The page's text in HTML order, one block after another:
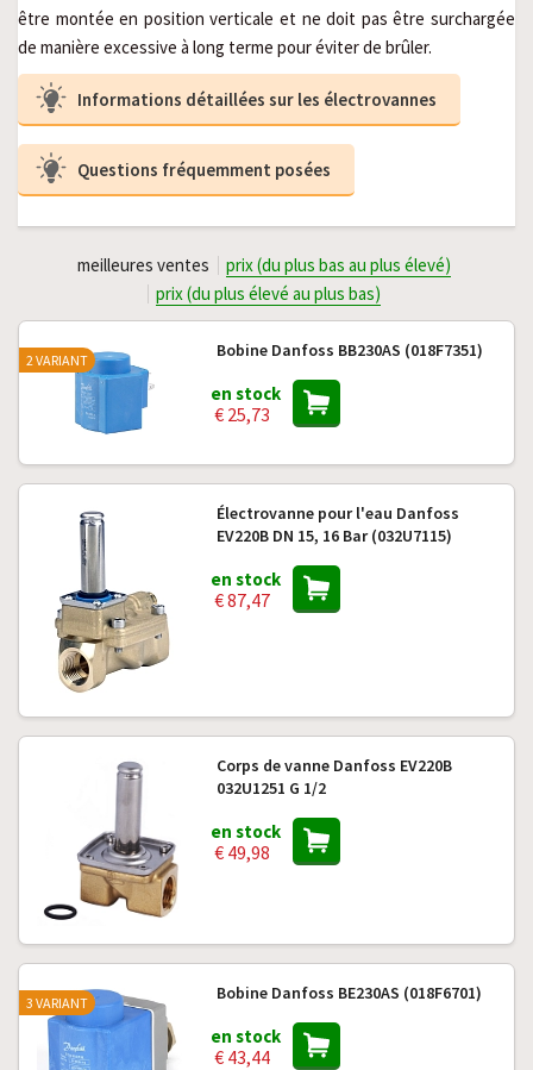
être montée en position verticale et ne doit pas être surchargée
de manière excessive à long terme pour éviter de brûler.
Informations détaillées sur les électrovannes
Questions fréquemment posées
meilleures ventes
prix (du plus bas au plus élevé)
prix (du plus élevé au plus bas)
Bobine Danfoss BB230AS (018F7351)
en stock
€ 25,73
2 VARIANT
Électrovanne pour l'eau Danfoss
EV220B DN 15, 16 Bar (032U7115)
en stock
€ 87,47
Corps de vanne Danfoss EV220B
032U1251 G 1/2
en stock
€ 49,98
Bobine Danfoss BE230AS (018F6701)
en stock
€ 43,44
3 VARIANT